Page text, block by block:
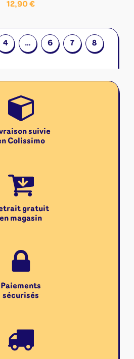
12,90€
4 … 6 7 8
suivie
Colissimo
gratuit
en magasin
Paiements
sécurisés